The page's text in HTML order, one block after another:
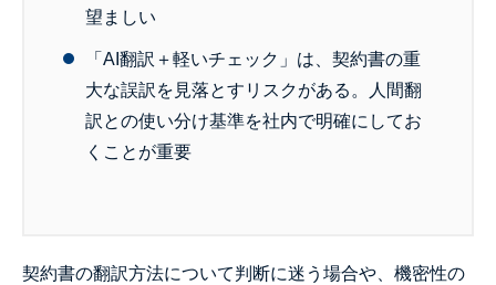
望ましい
「AI翻訳＋軽いチェック」は、契約書の重
大な誤訳を見落とすリスクがある。人間翻
訳との使い分け基準を社内で明確にしてお
くことが重要
契約書の翻訳方法について判断に迷う場合や、機密性の